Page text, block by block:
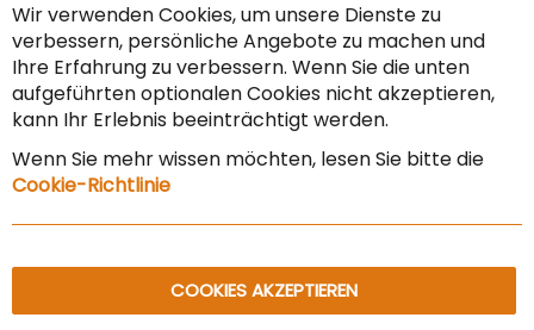
AGB & Widerrufsrecht
Vertrag widerrufen
Impressum
Datenschutz & Sicherheit
Wir verwenden Cookies, um unsere Dienste zu
verbessern, persönliche Angebote zu machen und
Ihre Erfahrung zu verbessern. Wenn Sie die unten
aufgeführten optionalen Cookies nicht akzeptieren,
kann Ihr Erlebnis beeinträchtigt werden.
Wenn Sie mehr wissen möchten, lesen Sie bitte die
Cookie-Richtlinie
COOKIES AKZEPTIEREN